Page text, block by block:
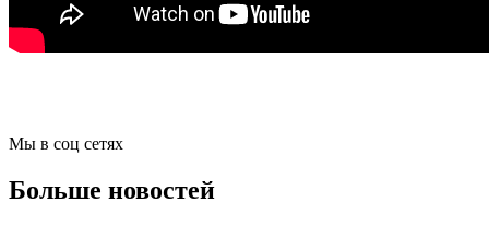
Мы в соц сетях
Больше новостей